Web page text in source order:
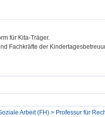
für Kita-Träger.
Fachkräfte der
Arbeit (FH) > Professur für